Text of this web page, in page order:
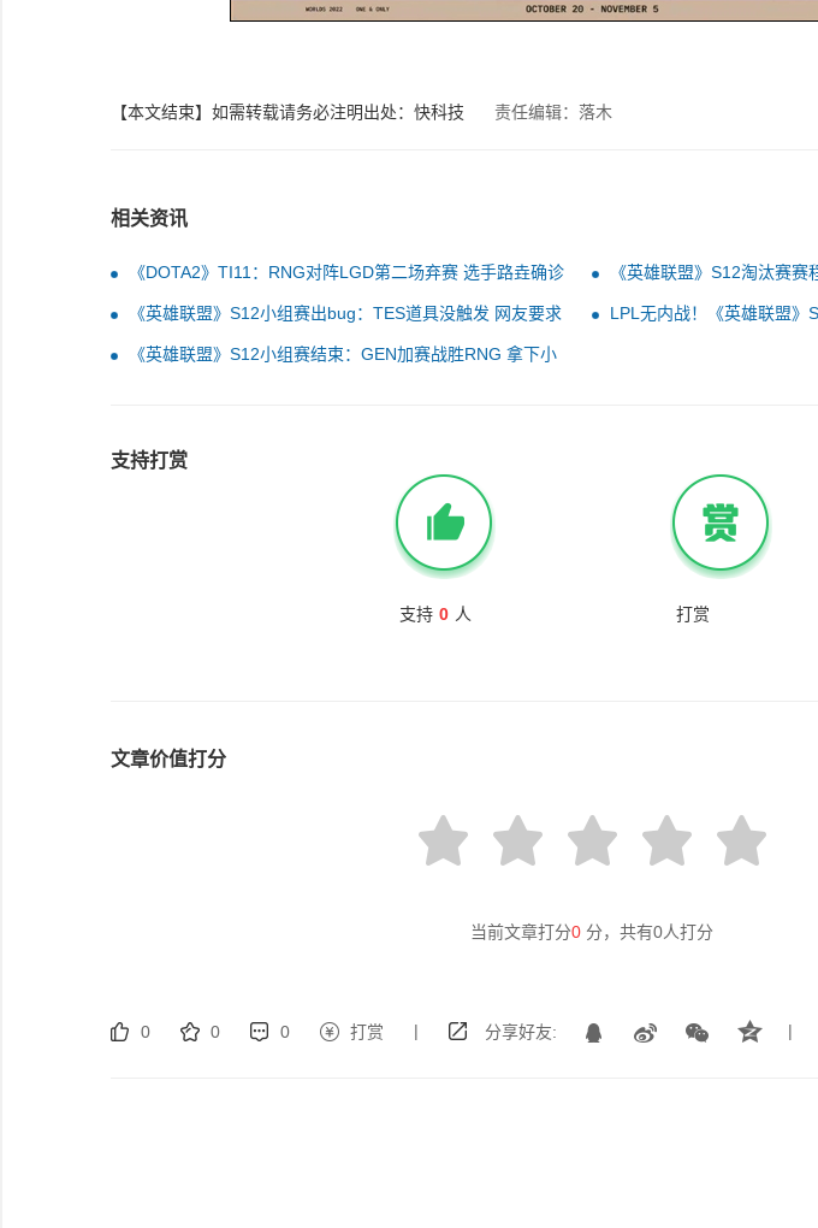
【本文结束】如需转载请务必注明出处：快科技 责任编辑：落木
相关资讯
《DOTA2》TI11：RNG对阵LGD第二场弃赛 选手路垚确诊
《英雄联盟》S12淘汰赛
《英雄联盟》S12小组赛出bug：TES道具没触发 网友要求
LPL无内战！《英雄联盟》
《英雄联盟》S12小组赛结束：GEN加赛战胜RNG 拿下小
支持打赏
支持 0 人 打赏
文章价值打分
当前文章打分0 分，共有0人打分
0 0 0 打赏 | 分享好友: |